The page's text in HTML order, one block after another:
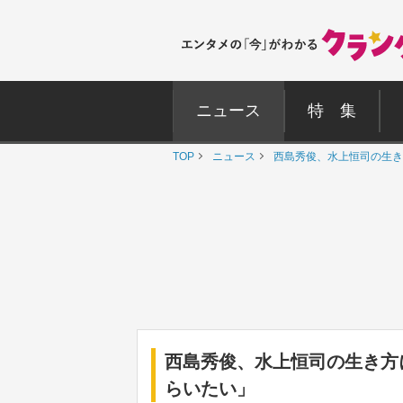
ニュース 特 集
TOP ニュース 西島秀俊、水上恒司の生
西島秀俊、水上恒司の生き
らいたい」